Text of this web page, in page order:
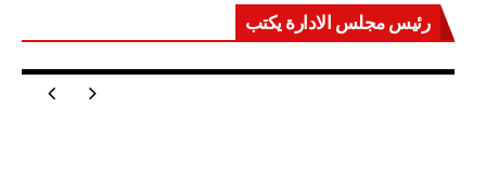
رئيس مجلس الادارة يكتب
مصر تعيد للعالم اتزانه